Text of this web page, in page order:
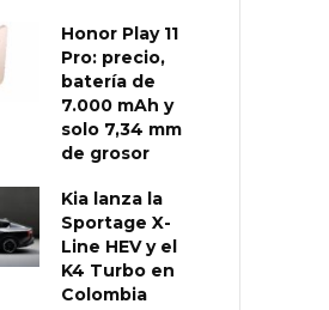
Honor Play 11
Pro: precio,
batería de
7.000 mAh y
solo 7,34 mm
de grosor
Kia lanza la
Sportage X-
Line HEV y el
K4 Turbo en
Colombia